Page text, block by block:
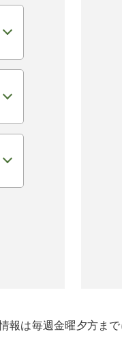
報は毎週金曜夕方まで